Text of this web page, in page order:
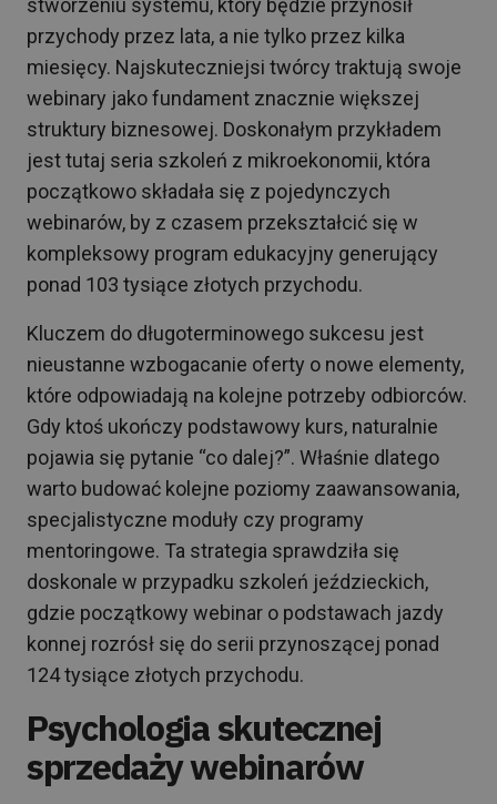
stworzeniu systemu, który będzie przynosił
przychody przez lata, a nie tylko przez kilka
miesięcy. Najskuteczniejsi twórcy traktują swoje
webinary jako fundament znacznie większej
struktury biznesowej. Doskonałym przykładem
jest tutaj seria szkoleń z mikroekonomii, która
początkowo składała się z pojedynczych
webinarów, by z czasem przekształcić się w
kompleksowy program edukacyjny generujący
ponad 103 tysiące złotych przychodu.
Kluczem do długoterminowego sukcesu jest
nieustanne wzbogacanie oferty o nowe elementy,
które odpowiadają na kolejne potrzeby odbiorców.
Gdy ktoś ukończy podstawowy kurs, naturalnie
pojawia się pytanie “co dalej?”. Właśnie dlatego
warto budować kolejne poziomy zaawansowania,
specjalistyczne moduły czy programy
mentoringowe. Ta strategia sprawdziła się
doskonale w przypadku szkoleń jeździeckich,
gdzie początkowy webinar o podstawach jazdy
konnej rozrósł się do serii przynoszącej ponad
124 tysiące złotych przychodu.
Psychologia skutecznej
sprzedaży webinarów